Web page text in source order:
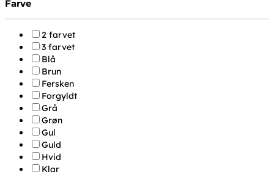
Farve
2 farvet
3 farvet
Blå
Brun
Fersken
Forgyldt
Grå
Grøn
Gul
Guld
Hvid
Klar